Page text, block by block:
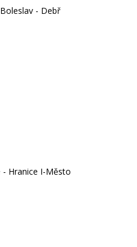
- Debř
- Hranice I-Město